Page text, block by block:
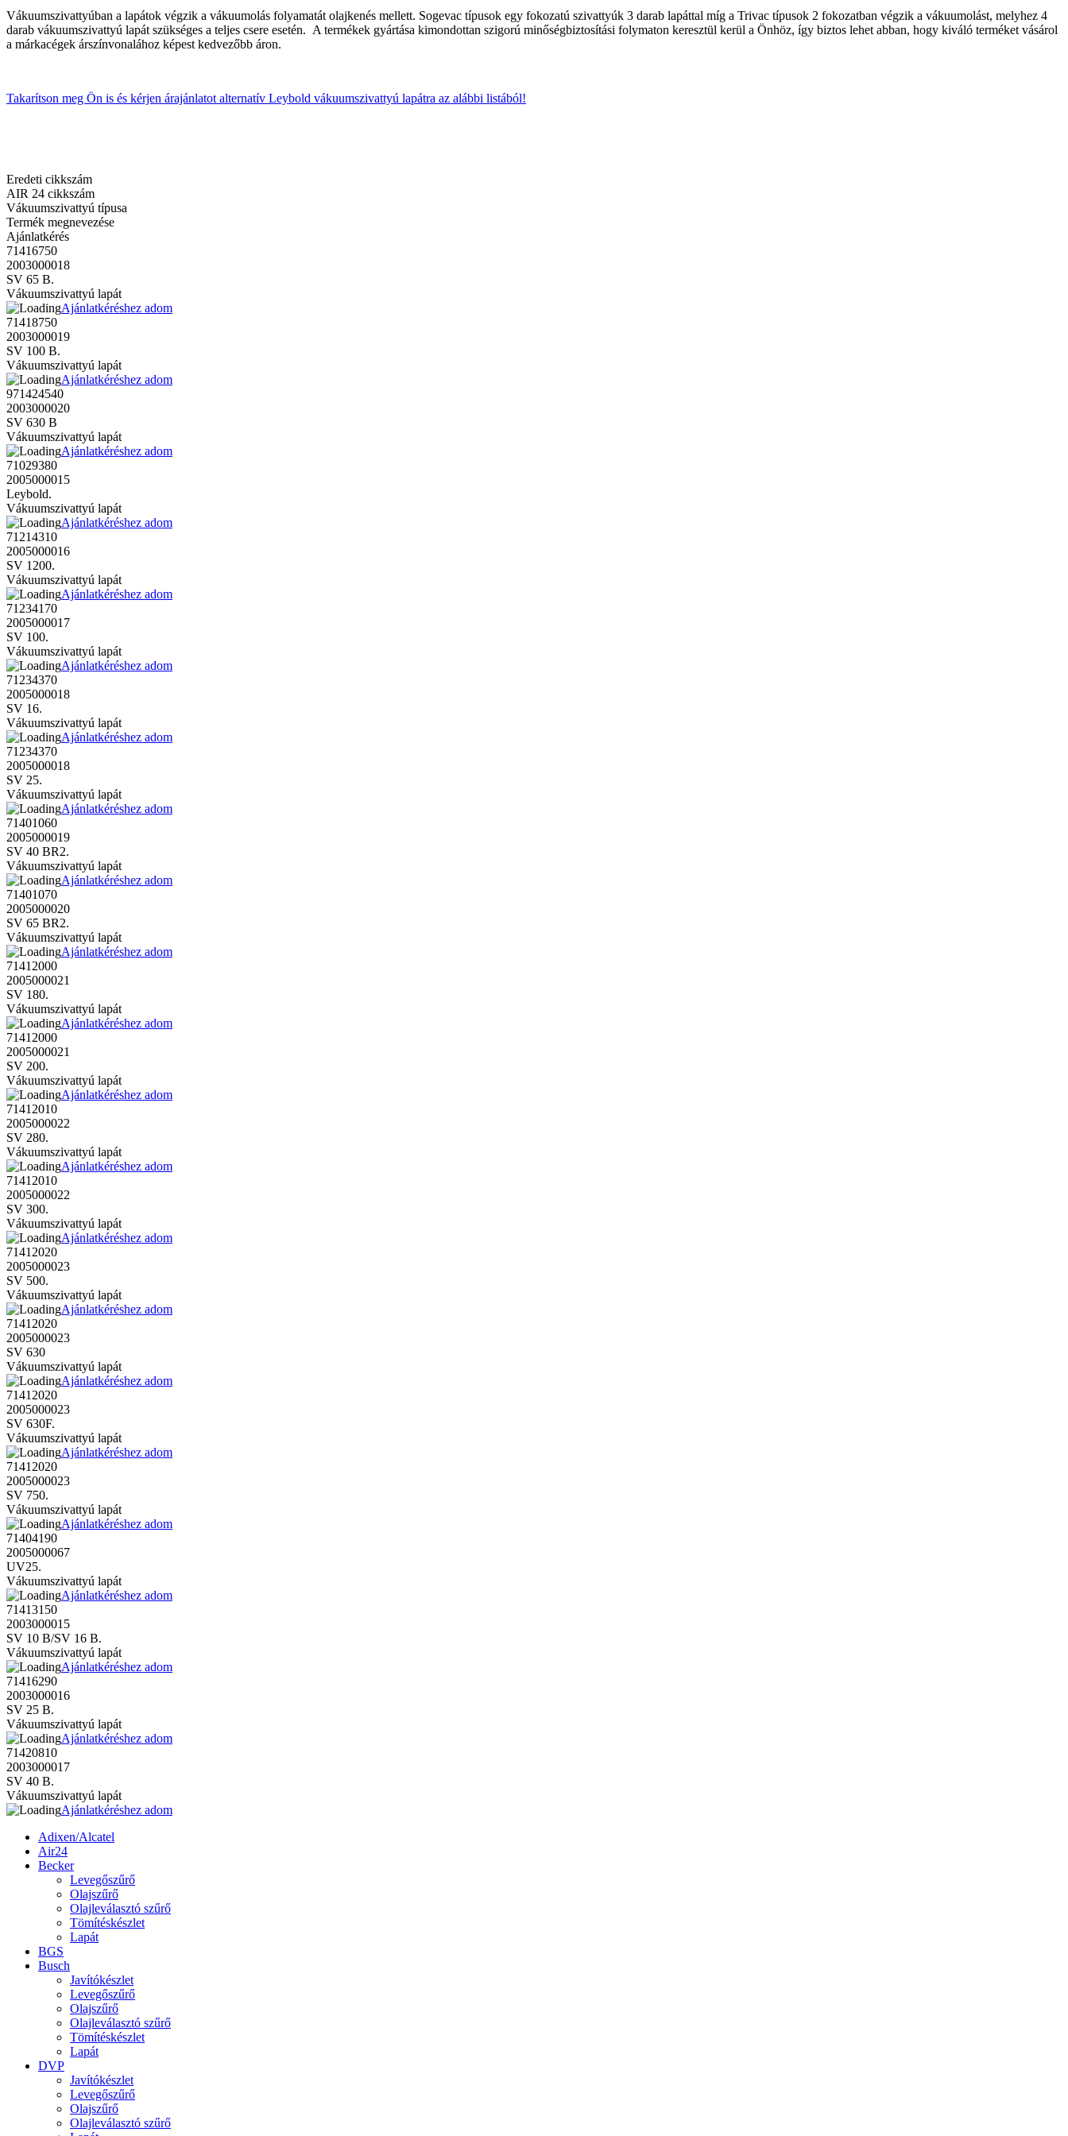
Vákuumszivattyúban a lapátok végzik a vákuumolás folyamatát olajkenés mellett. Sogevac típusok egy fokozatú szivattyúk 3 darab lapáttal míg a Trivac típusok 2 fokozatban végzik a vákuumolást, melyhez 4
darab vákuumszivattyú lapát szükséges a teljes csere esetén. A termékek gyártása kimondottan szigorú minőségbiztosítási folymaton keresztül kerül a Önhöz, így biztos lehet abban, hogy kiváló terméket vásárol
a márkacégek árszínvonalához képest kedvezőbb áron.
Takarítson meg Ön is és kérjen árajánlatot alternatív Leybold vákuumszivattyú lapátra az alábbi listából!
Eredeti cikkszám
AIR 24 cikkszám
Vákuumszivattyú típusa
Termék megnevezése
Ajánlatkérés
71416750
2003000018
SV 65 B.
Vákuumszivattyú lapát
Ajánlatkéréshez adom
71418750
2003000019
SV 100 B.
Vákuumszivattyú lapát
Ajánlatkéréshez adom
971424540
2003000020
SV 630 B
Vákuumszivattyú lapát
Ajánlatkéréshez adom
71029380
2005000015
Leybold.
Vákuumszivattyú lapát
Ajánlatkéréshez adom
71214310
2005000016
SV 1200.
Vákuumszivattyú lapát
Ajánlatkéréshez adom
71234170
2005000017
SV 100.
Vákuumszivattyú lapát
Ajánlatkéréshez adom
71234370
2005000018
SV 16.
Vákuumszivattyú lapát
Ajánlatkéréshez adom
71234370
2005000018
SV 25.
Vákuumszivattyú lapát
Ajánlatkéréshez adom
71401060
2005000019
SV 40 BR2.
Vákuumszivattyú lapát
Ajánlatkéréshez adom
71401070
2005000020
SV 65 BR2.
Vákuumszivattyú lapát
Ajánlatkéréshez adom
71412000
2005000021
SV 180.
Vákuumszivattyú lapát
Ajánlatkéréshez adom
71412000
2005000021
SV 200.
Vákuumszivattyú lapát
Ajánlatkéréshez adom
71412010
2005000022
SV 280.
Vákuumszivattyú lapát
Ajánlatkéréshez adom
71412010
2005000022
SV 300.
Vákuumszivattyú lapát
Ajánlatkéréshez adom
71412020
2005000023
SV 500.
Vákuumszivattyú lapát
Ajánlatkéréshez adom
71412020
2005000023
SV 630
Vákuumszivattyú lapát
Ajánlatkéréshez adom
71412020
2005000023
SV 630F.
Vákuumszivattyú lapát
Ajánlatkéréshez adom
71412020
2005000023
SV 750.
Vákuumszivattyú lapát
Ajánlatkéréshez adom
71404190
2005000067
UV25.
Vákuumszivattyú lapát
Ajánlatkéréshez adom
71413150
2003000015
SV 10 B/SV 16 B.
Vákuumszivattyú lapát
Ajánlatkéréshez adom
71416290
2003000016
SV 25 B.
Vákuumszivattyú lapát
Ajánlatkéréshez adom
71420810
2003000017
SV 40 B.
Vákuumszivattyú lapát
Ajánlatkéréshez adom
Adixen/Alcatel
Air24
Becker
Levegőszűrő
Olajszűrő
Olajleválasztó szűrő
Tömítéskészlet
Lapát
BGS
Busch
Javítókészlet
Levegőszűrő
Olajszűrő
Olajleválasztó szűrő
Tömítéskészlet
Lapát
DVP
Javítókészlet
Levegőszűrő
Olajszűrő
Olajleválasztó szűrő